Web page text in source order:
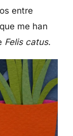
entre
me han
Felis catus.